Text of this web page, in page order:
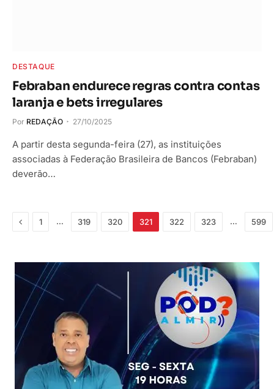
DESTAQUE
Febraban endurece regras contra contas
laranja e bets irregulares
Por REDAÇÃO 27/10/2025
A partir desta segunda-feira (27), as instituições
associadas à Federação Brasileira de Bancos (Febraban)
deverão…
Anterior
1 … 319 320 321 322 323 … 599